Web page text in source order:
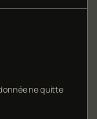
ne quitte